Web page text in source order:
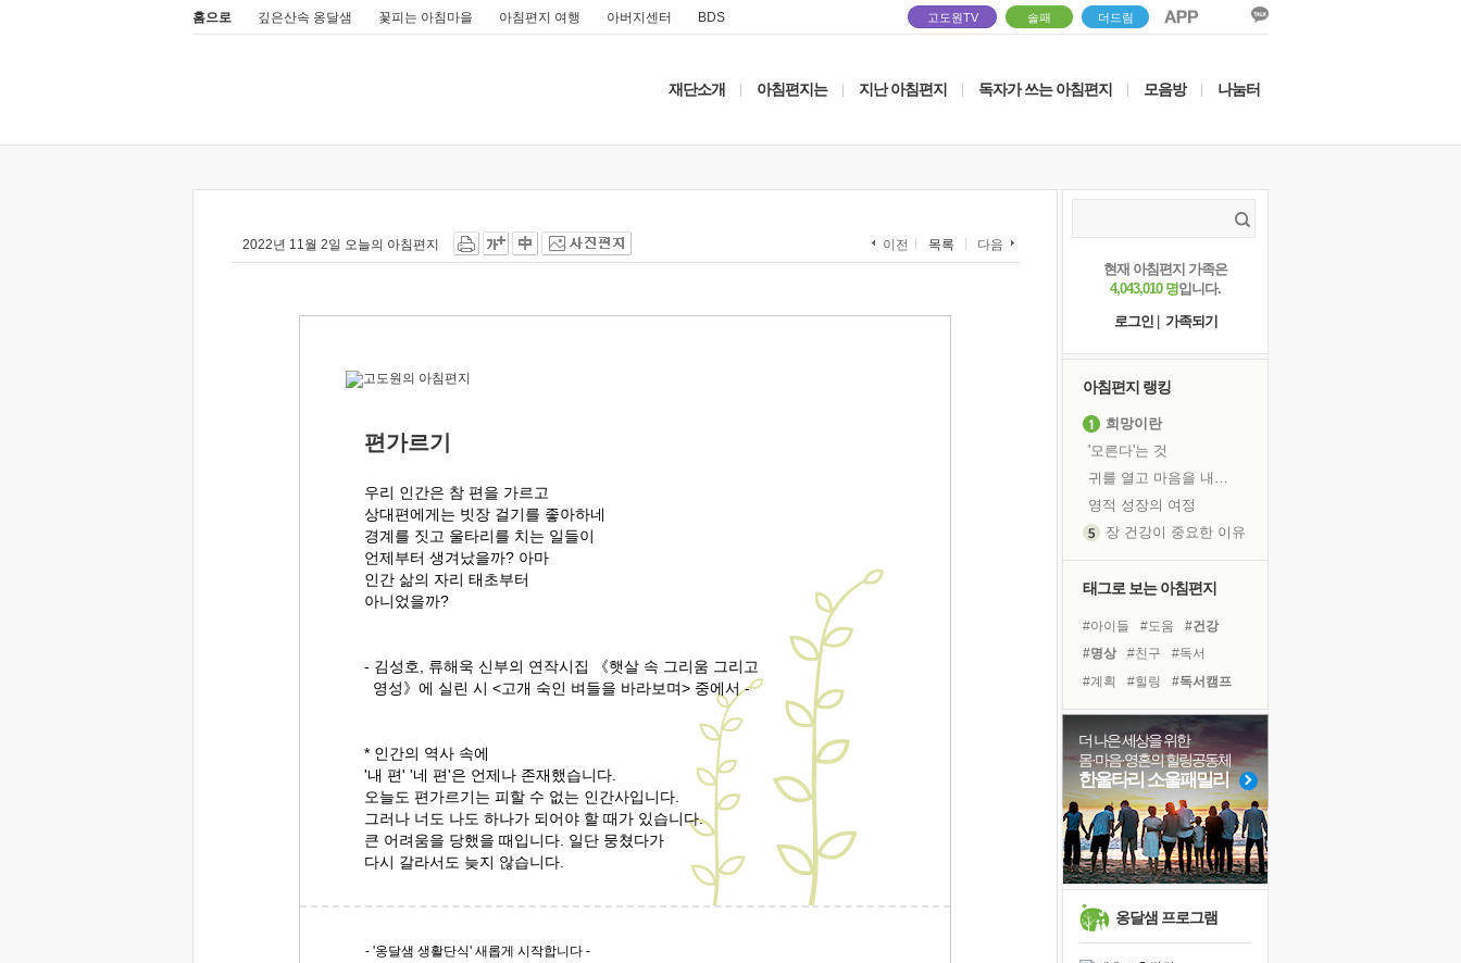
홈으로 깊은산속 옹달샘 꽃피는 아침마을 아침편지 여행 아버지센터 BDS 고도원TV 솔패 더드림
재단소개 아침편지는 지난 아침편지 독자가 쓰는 아침편지 모음방 나눔터
2022년 11월 2일 오늘의 아침편지 이전 목록 다음
편가르기
우리 인간은 참 편을 가르고
상대편에게는 빗장 걸기를 좋아하네
경계를 짓고 울타리를 치는 일들이
언제부터 생겨났을까? 아마
인간 삶의 자리 태초부터
아니었을까?
- 김성호, 류해욱 신부의 연작시집 《햇살 속 그리움 그리고
영성》에 실린 시 <고개 숙인 벼들을 바라보며> 중에서 -
* 인간의 역사 속에
'내 편' '네 편'은 언제나 존재했습니다.
오늘도 편가르기는 피할 수 없는 인간사입니다.
그러나 너도 나도 하나가 되어야 할 때가 있습니다.
큰 어려움을 당했을 때입니다. 일단 뭉쳤다가
다시 갈라서도 늦지 않습니다.
- '옹달샘 생활단식' 새롭게 시작합니다 -
현재 아침편지 가족은
4,043,010 명입니다.
로그인
가족되기
아침편지 랭킹
희망이란
'모른다'는 것
귀를 열고 마음을 내어주고
영적 성장의 여정
장 건강이 중요한 이유
꿈이 실제가 되는 것
'말 타는 법'을 먼저
졸업식 사진을 보며
극심한 변비, 어깨결림, 수면 장애
아픈 아버지를 위한 공간 설계
슬럼프
보고 싶은 어머니
유년 시절의 부산 영도 바다
못된 꼰대들
태그로 보는 아침편지
#아이들 #도움
#건강
#명상
#친구
#독서
#계획
#힐링
#독서캠프
#경험
#바이러스
#면역력
#위기
#선택
#비전캠프
#희망
#리더
#나눔
#극복
#유튜브
#사람
더 나은 세상을 위한
몸·마음·영혼의 힐링공동체
한울타리 소울패밀리
옹달샘 프로그램